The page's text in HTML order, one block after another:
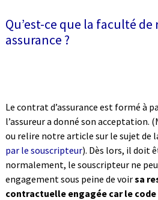
Qu’est-ce que la faculté
assurance ?
Le contrat d’assurance est formé à
l’assureur a donné son acceptation.
ou relire notre article sur le sujet de
par le souscripteur). Dès lors, il doit
normalement, le souscripteur ne
engagement sous peine de voirsa
contractuelle engagée car le code